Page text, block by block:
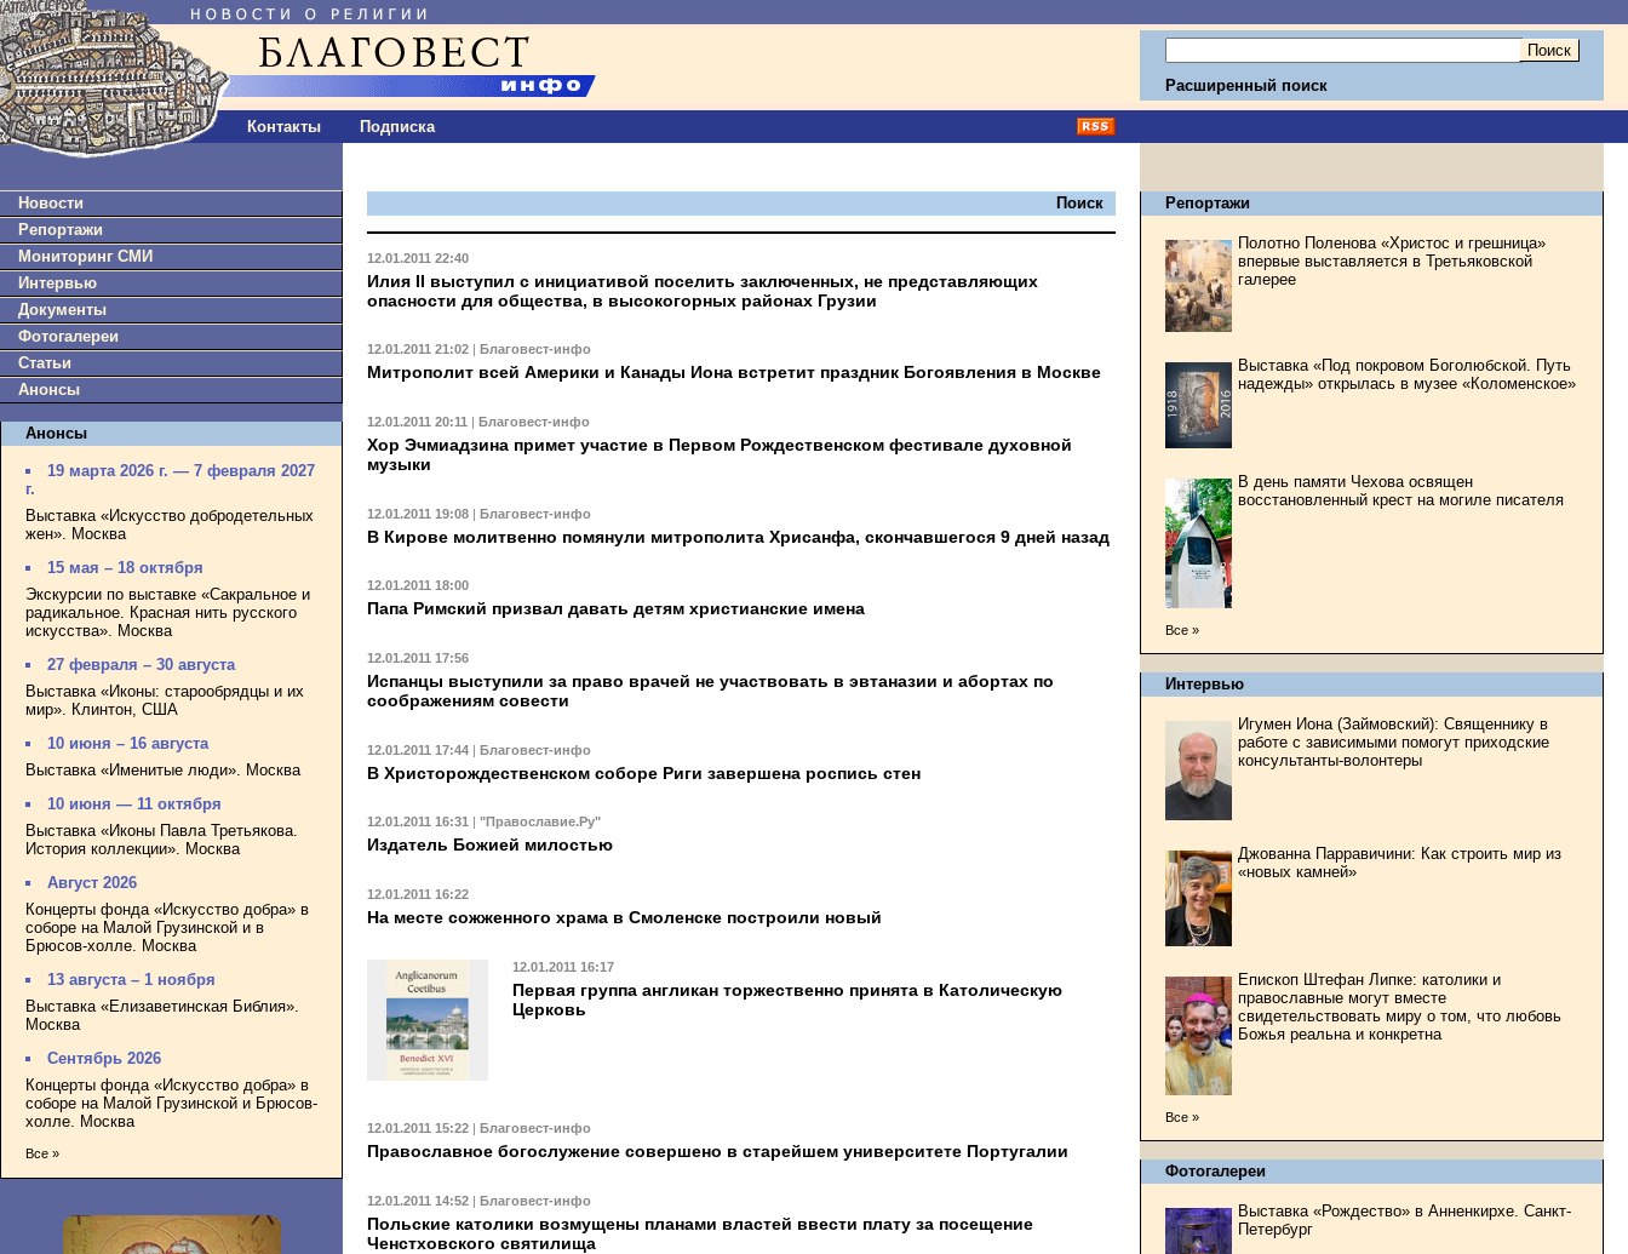
Контакты Подписка
Расширенный поиск
Новости
Репортажи
Мониторинг СМИ
Интервью
Документы
Фотогалереи
Статьи
Анонсы
Анонсы
19 марта 2026 г. — 7 февраля 2027
г.
Выставка «Искусство добродетельных
жен». Москва
15 мая – 18 октября
Экскурсии по выставке «Сакральное и
радикальное. Красная нить русского
искусства». Москва
27 февраля – 30 августа
Выставка «Иконы: старообрядцы и их
мир». Клинтон, США
10 июня – 16 августа
Выставка «Именитые люди». Москва
10 июня — 11 октября
Выставка «Иконы Павла Третьякова.
История коллекции». Москва
Август 2026
Концерты фонда «Искусство добра» в
соборе на Малой Грузинской и в
Брюсов-холле. Москва
13 августа – 1 ноября
Выставка «Елизаветинская Библия».
Москва
Сентябрь 2026
Концерты фонда «Искусство добра» в
соборе на Малой Грузинской и Брюсов-
холле. Москва
Все »
Поиск
12.01.2011 22:40
Илия II выступил с инициативой поселить заключенных, не представляющих
опасности для общества, в высокогорных районах Грузии
12.01.2011 21:02 Благовест-инфо
Митрополит всей Америки и Канады Иона встретит праздник Богоявления в Москве
12.01.2011 20:11 | Благовест-инфо
Хор Эчмиадзина примет участие в Первом Рождественском фестивале духовной
музыки
12.01.2011 19:08 | Благовест-инфо
В Кирове молитвенно помянули митрополита Хрисанфа, скончавшегося 9 дней назад
12.01.2011 18:00
Папа Римский призвал давать детям христианские имена
12.01.2011 17:56
Испанцы выступили за право врачей не участвовать в эвтаназии и абортах по
соображениям совести
12.01.2011 17:44 | Благовест-инфо
В Христорождественском соборе Риги завершена роспись стен
12.01.2011 16:31 "Православие.Ру"
Издатель Божией милостью
12.01.2011 16:22
На месте сожженного храма в Смоленске построили новый
12.01.2011 16:17
Первая группа англикан торжественно принята в Католическую
Церковь
12.01.2011 15:22 | Благовест-инфо
Православное богослужение совершено в старейшем университете Португалии
12.01.2011 14:52 | Благовест-инфо
Польские католики возмущены планами властей ввести плату за посещение
Ченстховского святилища
Репортажи
Полотно Поленова «Христос и грешница»
впервые выставляется в Третьяковской
галерее
Выставка «Под покровом Боголюбской. Путь
надежды» открылась в музее «Коломенское»
В день памяти Чехова освящен
восстановленный крест на могиле писателя
Все »
Интервью
Игумен Иона (Займовский): Священнику в
работе с зависимыми помогут приходские
консультанты-волонтеры
Джованна Парравичини: Как строить мир из
«новых камней»
Епископ Штефан Липке: католики и
православные могут вместе
свидетельствовать миру о том, что любовь
Божья реальна и конкретна
Все »
Фотогалереи
Выставка «Рождество» в Анненкирхе. Санкт-
Петербург